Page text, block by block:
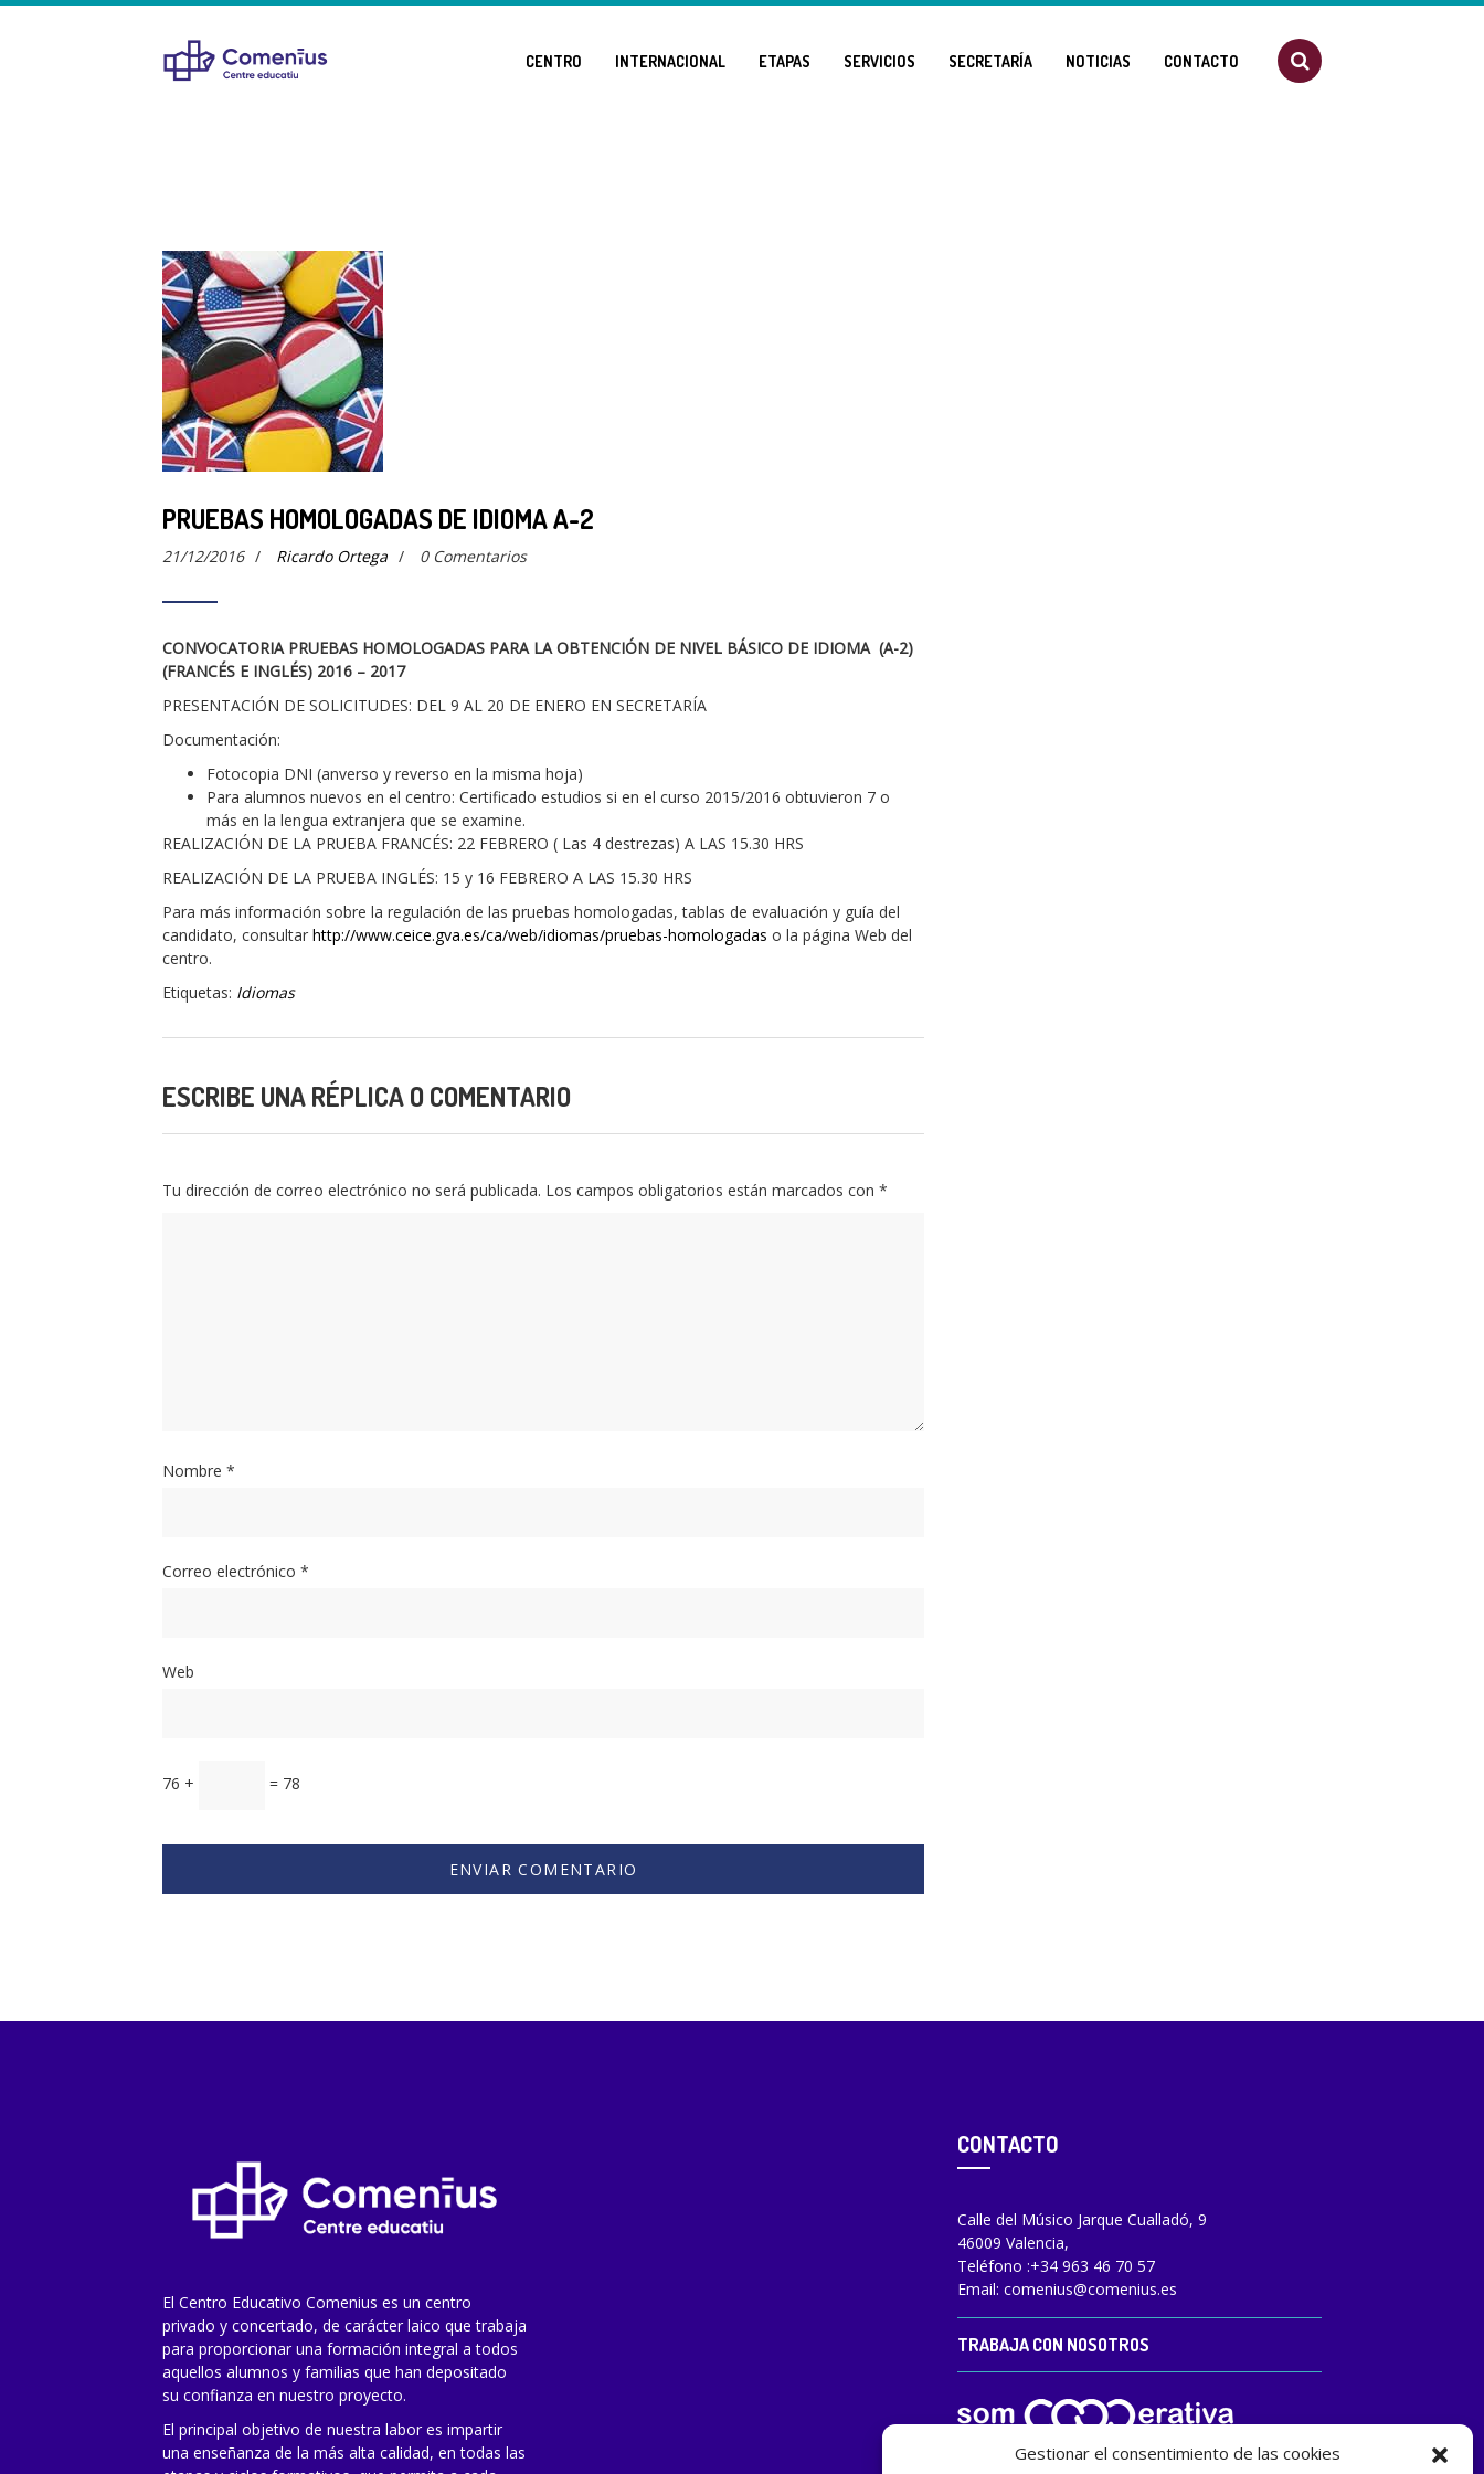
Gestionar el consentimiento de las cookies
CENTRO INTERNACIONAL ETAPAS SERVICIOS SECRETARÍA NOTICIAS CONTACTO
PRUEBAS HOMOLOGADAS DE IDIOMA A-2
21/12/2016 / Ricardo Ortega / 0 Comentarios
CONVOCATORIA PRUEBAS HOMOLOGADAS PARA LA OBTENCIÓN DE NIVEL BÁSICO DE IDIOMA (A-2)
(FRANCÉS E INGLÉS) 2016 – 2017
PRESENTACIÓN DE SOLICITUDES: DEL 9 AL 20 DE ENERO EN SECRETARÍA
Documentación:
Fotocopia DNI (anverso y reverso en la misma hoja)
Para alumnos nuevos en el centro: Certificado estudios si en el curso 2015/2016 obtuvieron 7 o
más en la lengua extranjera que se examine.
REALIZACIÓN DE LA PRUEBA FRANCÉS: 22 FEBRERO ( Las 4 destrezas) A LAS 15.30 HRS
REALIZACIÓN DE LA PRUEBA INGLÉS: 15 y 16 FEBRERO A LAS 15.30 HRS
Para más información sobre la regulación de las pruebas homologadas, tablas de evaluación y guía del
candidato, consultar http://www.ceice.gva.es/ca/web/idiomas/pruebas-homologadas o la página Web del
centro.
Etiquetas: Idiomas
ESCRIBE UNA RÉPLICA O COMENTARIO
Tu dirección de correo electrónico no será publicada. Los campos obligatorios están marcados con *
Nombre *
Correo electrónico *
Web
76 + = 78
El Centro Educativo Comenius es un centro
privado y concertado, de carácter laico que trabaja
para proporcionar una formación integral a todos
aquellos alumnos y familias que han depositado
su confianza en nuestro proyecto.
El principal objetivo de nuestra labor es impartir
una enseñanza de la más alta calidad, en todas las
CONTACTO
Calle del Músico Jarque Cualladó, 9
46009 Valencia,
Teléfono :+34 963 46 70 57
Email: comenius@comenius.es
TRABAJA CON NOSOTROS